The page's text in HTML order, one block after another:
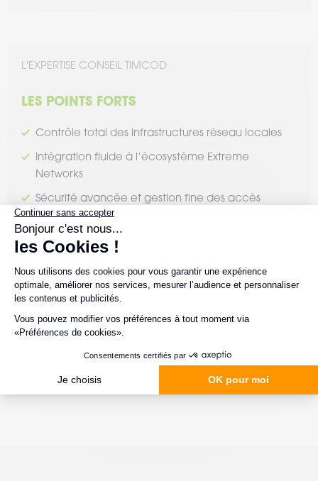
L'EXPERTISE CONSEIL TIMCOD
LES POINTS FORTS
Contrôle total des infrastructures réseau locales
Intégration fluide à l’écosystème Extreme
Networks
Sécurité avancée et gestion fine des accès
utilisateurs
Idéal pour les entrepôts à forte exigence de
fiabilité
LES POINTS DE VIGILANCE
Installation et maintenance locale nécessaires
Déploiement initial plus technique selon